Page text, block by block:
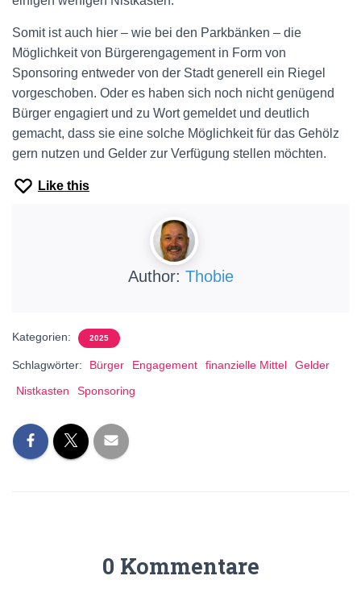
Somit ist auch hier – wie bei den Parkbänken – die
Möglichkeit von Bürgerengagement in Form von
Sponsoring entweder von der Stadt generell ein Riegel
vorgeschoben. Oder es haben sich noch nicht genügend
Bürger engagiert und zu Wort gemeldet und deutlich
gemacht, dass sie eine solche Möglichkeit für das Gehölz
gern nutzen und Gelder zur Verfügung stellen möchten.
Like this
Author: Thobie
Kategorien: 2025
Schlagwörter: Bürger Engagement finanzielle Mittel
Gelder
Nistkasten
Sponsoring
0 Kommentare